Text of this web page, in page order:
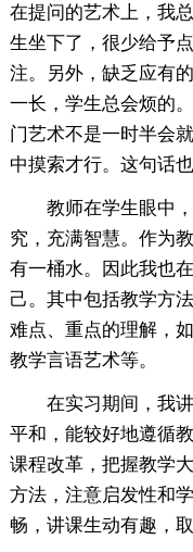
在提问的艺术上，我
生坐下了，很少给予
注。另外，缺乏应有
一长，学生总会烦的
门艺术不是一时半会
中摸索才行。这句话
教师在学生眼中，
究，充满智慧。作为
有一桶水。因此我也
己。其中包括教学方
难点、重点的理解，
教学言语艺术等。
在实习期间，我讲
平和，能较好地遵循
课程改革，把握教学
方法，注意启发性和
畅，讲课生动有趣，